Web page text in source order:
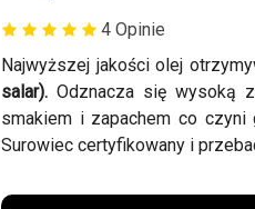
4 Opinie
Najwyższej jakości olej
salar). Odznacza się wysoką
smakiem i zapachem co
Surowiec certyfikowany i